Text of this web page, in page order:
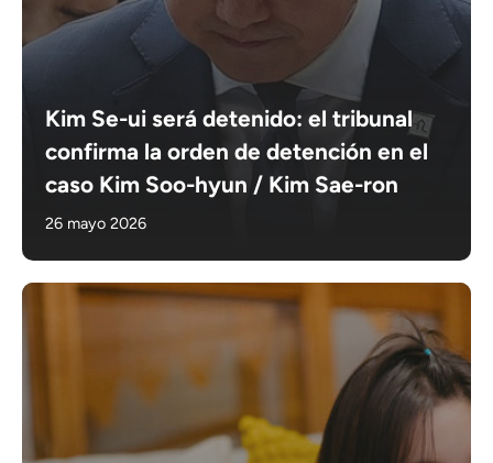
Kim Se-ui será detenido: el tribunal
confirma la orden de detención en el
caso Kim Soo-hyun / Kim Sae-ron
26 mayo 2026